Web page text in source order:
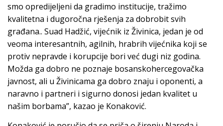
smo opredijeljeni da gradimo institucije, tražimo
kvalitetna i dugoročna rješenja za dobrobit svih
građana.. Suad Hadžić, vijećnik iz Živinica, jedan je od
veoma interesantnih, agilnih, hrabrih vijećnika koji se
protiv nepravde i korupcije bori već dugi niz godina.
Možda ga dobro ne poznaje bosanskohercegovačka
javnost, ali u Živinicama ga dobro znaju i oponenti, a
naravno i partneri i sigurno donosi jedan kvalitet u
našim borbama”, kazao je Konaković.